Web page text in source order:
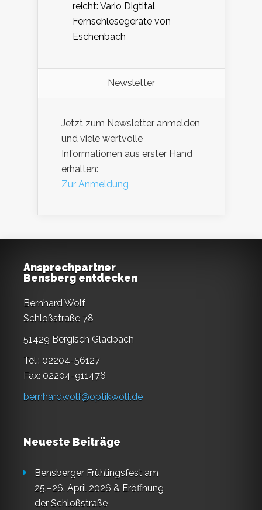
reicht: Vario Digtital
Fernsehlesegeräte von
Eschenbach
Newsletter
Jetzt zum Newsletter anmelden
und viele wertvolle
Informationen aus erster Hand
erhalten:
Zur Anmeldung
Ansprechpartner
Bensberg entdecken
Bernhard Wolf
Schloßstraße 78
51429 Bergisch Gladbach
Tel.: 02204-56127
Fax: 02204-911476
bernhardwolf@optikwolf.de
Neueste Beiträge
Bensberger Frühlingsfest am
25.–26. April 2026 & Eröffnung
der Schloßstraße